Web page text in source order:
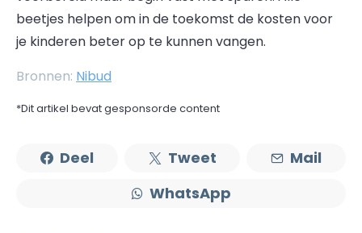
beetjes helpen om in de toekomst de kosten voor
je kinderen beter op te kunnen vangen.
Bronnen: Nibud
*Dit artikel bevat gesponsorde content
Deel Tweet
Mail
WhatsApp